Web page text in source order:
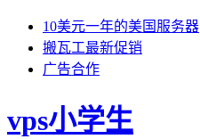
10美元一年的美国服务器
搬瓦工最新促销
广告合作
vps小学生